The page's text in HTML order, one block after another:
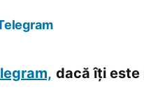
dacă îți este